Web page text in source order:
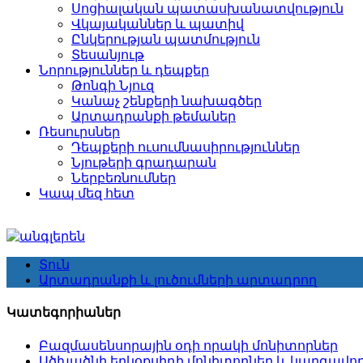
Սոցիալական պատասխանատվություն
Վկայականներ և պատիվ
Ընկերության պատմություն
Տեսանյութ
Նորություններ և դեպքեր
Թոնգի Նյուզ
Կանաչ շենքերի նախագծեր
Արտադրանքի թեմաներ
Ռեսուրսներ
Դեպքերի ուսումնասիրություններ
Նյութերի գրադարան
Ներբեռնումներ
Կապ մեզ հետ
Տուն
Արտադրանքի և լուծումների արտադրող
Կատեգորիաներ
Բազմասենսորային օդի որակի մոնիտորներ